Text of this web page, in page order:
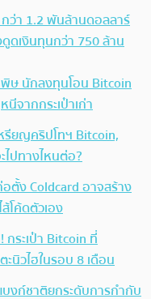
ว่า 1.2 พันล้านดอลลาร์
ดเงินทุนกว่า 750 ล้าน
ษ นักลงทุนโอน Bitcoin
จากกระเป๋าเก่า
รียญคริปโทฯ Bitcoin,
ไปทางไหนต่อ?
ตั้ง Coldcard อาจสร้าง
โค้ดตัวเอง
ระเป๋า Bitcoin ที่
นิวไฮในรอบ 8 เดือน
งก์ชาติยกระดับการกำกับ